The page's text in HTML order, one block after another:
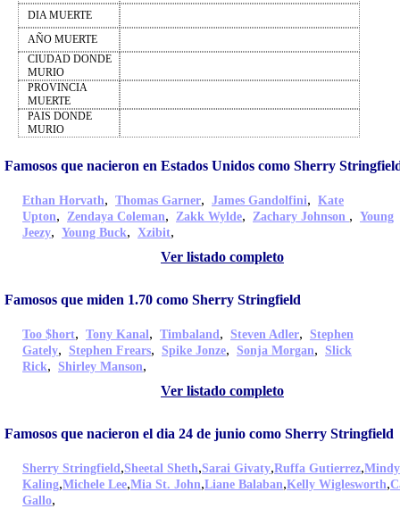
DIA MUERTE
AÑO MUERTE
CIUDAD DONDE
MURIO
PROVINCIA
MUERTE
PAIS DONDE
MURIO
Famosos que nacieron en Estados Unidos como Sherry
Ethan Horvath, Thomas Garner, James Gandolfini, Kate
Upton, Zendaya Coleman, Zakk Wylde, Zachary Johnson , Young
Jeezy, Young Buck, Xzibit,
Ver listado completo
Famosos que miden 1.70 como Sherry Stringfield
Too $hort, Tony Kanal, Timbaland, Steven Adler, Stephen
Gately, Stephen Frears, Spike Jonze, Sonja Morgan, Slick
Rick, Shirley Manson,
Ver listado completo
Famosos que nacieron el dia 24 de junio como Sherry Stringfield
Sherry Stringfield,Sheetal Sheth,Sarai Givaty,Ruffa Gutierrez,Mindy
Kaling,Michele Lee,Mia St. John,Liane Balaban,Kelly Wiglesworth,
Gallo,